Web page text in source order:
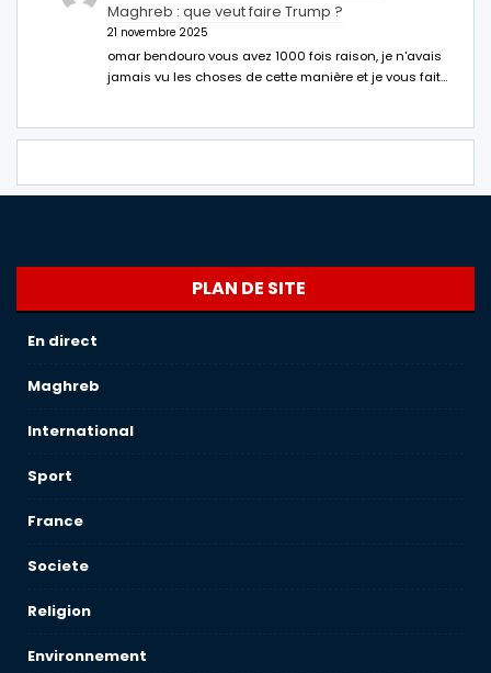
Maghreb : que veut faire Trump ?
21 novembre 2025
omar bendouro vous avez 1000 fois raison, je n'avais
jamais vu les choses de cette manière et je vous fait…
PLAN DE SITE
En direct
Maghreb
International
Sport
France
Societe
Religion
Environnement